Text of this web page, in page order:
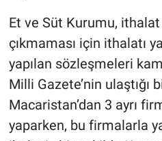
Et ve Süt Kurumu, ithalat
çıkmaması için ithalatı
yapılan sözleşmeleri
Milli Gazete’nin ulaştığı
Macaristan’dan 3 ayrı
yaparken, bu firmalarla